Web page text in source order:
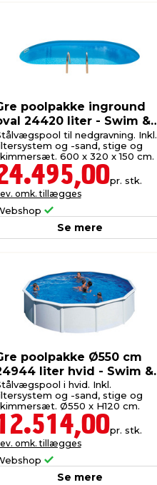
poolpakke inground
24420 liter - Swim &
til nedgravning. Inkl.
og -sand, stige og
600 x 320 x 150 cm.
pr. stk.
omk. tillægges
Se mere
poolpakke Ø550 cm
liter hvid - Swim &
i hvid. Inkl.
og -sand, stige og
Ø550 x H120 cm.
pr. stk.
omk. tillægges
Se mere